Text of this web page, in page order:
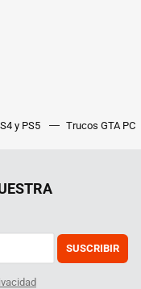
y PS5 Trucos GTA PC
SUSCRIBIR